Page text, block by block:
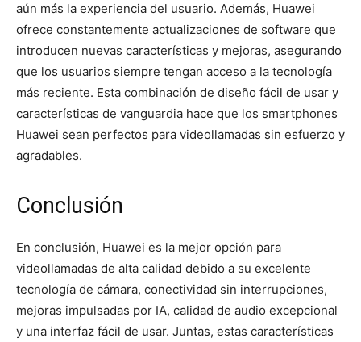
aún más la experiencia del usuario. Además, Huawei
ofrece constantemente actualizaciones de software que
introducen nuevas características y mejoras, asegurando
que los usuarios siempre tengan acceso a la tecnología
más reciente. Esta combinación de diseño fácil de usar y
características de vanguardia hace que los smartphones
Huawei sean perfectos para videollamadas sin esfuerzo y
agradables.
Conclusión
En conclusión, Huawei es la mejor opción para
videollamadas de alta calidad debido a su excelente
tecnología de cámara, conectividad sin interrupciones,
mejoras impulsadas por IA, calidad de audio excepcional
y una interfaz fácil de usar. Juntas, estas características